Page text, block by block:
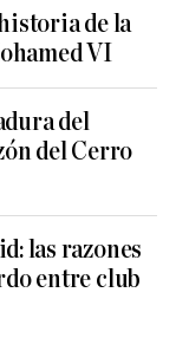
de la
VI
del
del Cerro
las razones
entre club